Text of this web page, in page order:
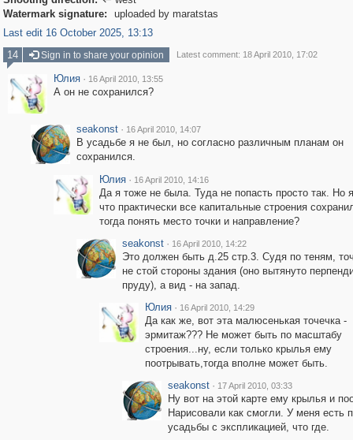
Watermark signature:
uploaded by maratstas
Last edit 16 October 2025, 13:13
14
Sign in to share your opinion Latest comment: 18 April 2010, 17:02
Юлия · 16 April 2010, 13:55
А он не сохранился?
seakonst · 16 April 2010, 14:07
В усадьбе я не был, но согласно различным планам он
сохранился.
Юлия · 16 April 2010, 14:16
Да я тоже не была. Туда не попасть просто так. Но
что практически все капитальные строения
тогда понять место точки и направление?
seakonst · 16 April 2010, 14:22
Это должен быть д.25 стр.3. Судя по теням,
не стой стороны здания (оно вытянуто
пруду), а вид - на запад.
Юлия · 16 April 2010, 14:29
Да как же, вот эта малюсенькая точечка -
эрмитаж??? Не может быть по масштабу
строения...ну, если только крылья ему
поотрывать,тогда вполне может быть.
seakonst · 17 April 2010, 03:33
Ну вот на этой карте ему крылья и
Нарисовали как смогли. У меня есть
усадьбы с экспликацией, что где.